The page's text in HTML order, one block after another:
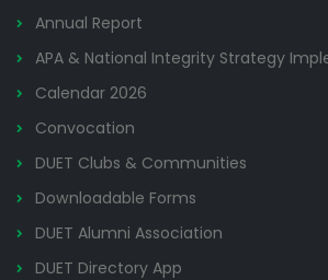
Annual Report
APA & National Integrity Strategy
Calendar 2026
Convocation
DUET Clubs & Communities
Downloadable Forms
DUET Alumni Association
DUET Directory App